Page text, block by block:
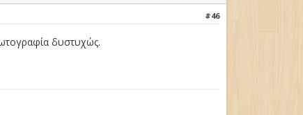
#46
δυστυχώς.